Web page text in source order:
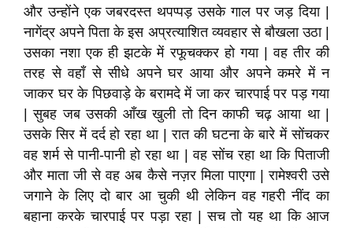
और उन्होंने एक जबरदस्त थपप्पड़ उसके गाल पर जड़ दिया |
नागेंद्र अपने पिता के इस अप्रत्याशित व्यवहार से बौखला उठा |
उसका नशा एक ही झटके में रफूचक्कर हो गया | वह तीर की
तरह से वहाँ से सीधे अपने घर आया और अपने कमरे में न
जाकर घर के पिछवाड़े के बरामदे में जा कर चारपाई पर पड़ गया
| सुबह जब उसकी आँख खुली तो दिन काफी चढ़ आया था |
उसके सिर में दर्द हो रहा था | रात की घटना के बारे में सोंचकर
वह शर्म से पानी-पानी हो रहा था | वह सोंच रहा था कि पिताजी
और माता जी से वह अब कैसे नज़र मिला पाएगा | रामेश्वरी उसे
जगाने के लिए दो बार आ चुकी थी लेकिन वह गहरी नींद का
बहाना करके चारपाई पर पड़ा रहा | सच तो यह था कि आज